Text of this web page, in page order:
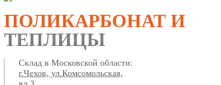
ПОЛИКАРБОНАТ И
ТЕПЛИЦЫ
Склад в Московской области:
г.Чехов, ул.Комсомольская,